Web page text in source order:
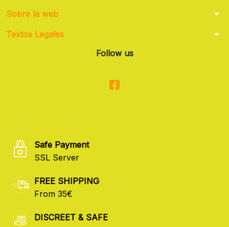
Sobre la web arrow_drop_down
Textos Legales arrow_drop_down
Follow us
Safe Payment
SSL Server
FREE SHIPPING
From 35€
DISCREET & SAFE